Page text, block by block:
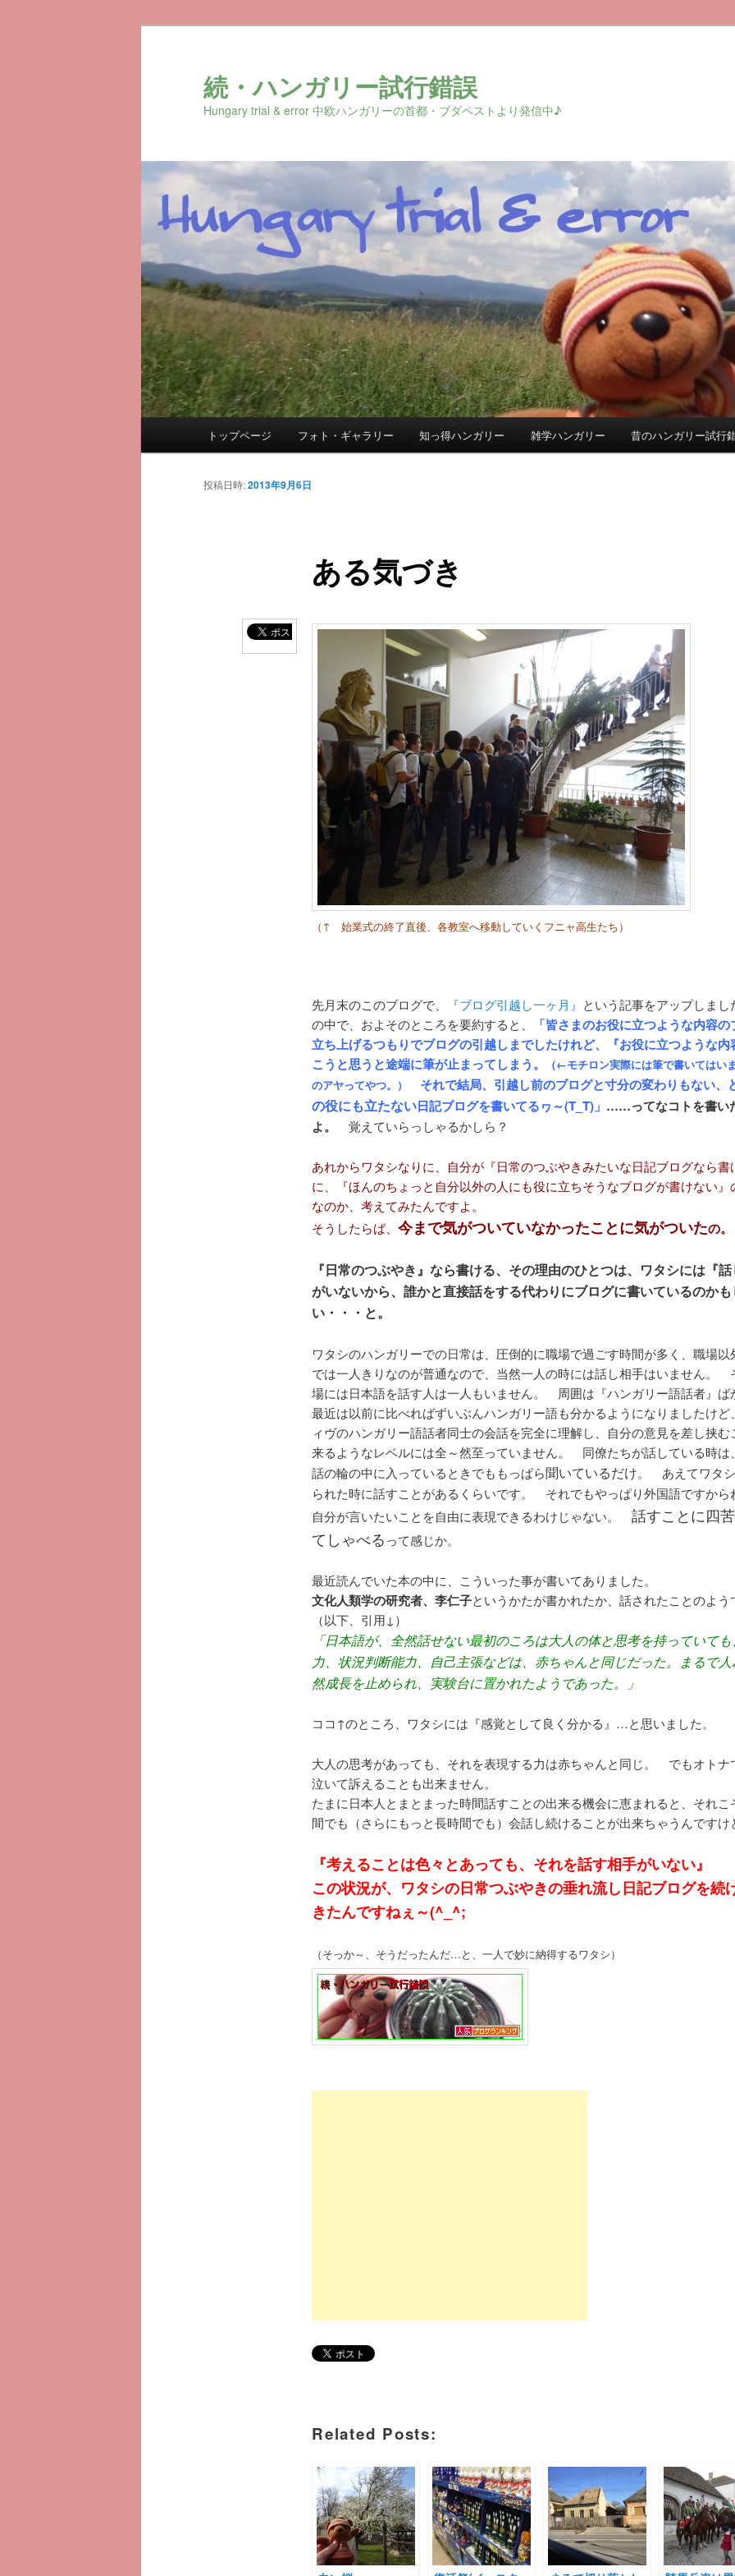
続・ハンガリー試行錯誤
Hungary trial & error 中欧ハンガリーの首都・ブダペストより発信中♪
メ
イ
トップページ フォト・ギャラリー 知っ得ハンガリー 雑学ハンガリー 昔のハンガリー試行
ある気づき
投稿日時:2013年9月6日
（↑ 始業式の終了直後、各教室へ移動していくフニャ高生たち）
先月末のこのブログで、 『ブログ引越し一ヶ月』 という記事をアップしま
の中で、およそのところを要約すると、
「皆さまのお役に立つような内容
立ち上げるつもりでブログの引越しまでしたけれど、『お役に立つような内
こうと思うと途端に筆が止まってしまう。
（←モチロン実際には筆で書いてはい
のアヤってやつ。）
それで結局、引越し前のブログと寸分の変わりもない、
の役にも立たない日記ブログを書いてるヮ～(T_T)」 ……ってなコトを書い
よ。
覚えていらっしゃるかしら？
あれからワタシなりに、自分が『日常のつぶやきみたいな日記ブログなら書
に、『ほんのちょっと自分以外の人にも役に立ちそうなブログが書けない』
なのか、考えてみたんですよ。
そうしたらば、 今まで気がついていなかったことに気がついたの。
『日常のつぶやき』なら書ける、その理由のひとつは、ワタシには『
がいないから、誰かと直接話をする代わりにブログに書いているのか
い・・・と。
ワタシのハンガリーでの日常は、圧倒的に職場で過ごす時間が多く、職場以
では一人きりなのが普通なので、当然一人の時には話し相手はいません。
場には日本語を話す人は一人もいません。 周囲は『ハンガリー語話者』ば
最近は以前に比べればずいぶんハンガリー語も分かるようになりましたけど
ィヴのハンガリー語話者同士の会話を完全に理解し、自分の意見を差し挟む
来るようなレベルには全～然至っていません。 同僚たちが話している時は
話の輪の中に入っているときでももっぱら聞いているだけ。 あえてワタ
られた時に話すことがあるくらいです。 それでもやっぱり外国語ですから
自分が言いたいことを自由に表現できるわけじゃない。 話すことに四
てしゃべるって感じか。
最近読んでいた本の中に、こういった事が書いてありました。
文化人類学の研究者、李仁子というかたが書かれたか、話されたことのよう
（以下、引用↓）
「日本語が、全然話せない最初のころは大人の体と思考を持っていて
力、状況判断能力、自己主張などは、赤ちゃんと同じだった。まるで
然成長を止められ、実験台に置かれたようであった。」
ココ↑のところ、ワタシには『感覚として良く分かる』…と思いました。
大人の思考があっても、それを表現する力は赤ちゃんと同じ。 でもオトナ
泣いて訴えることも出来ません。
たまに日本人とまとまった時間話すことの出来る機会に恵まれると、それこ
間でも（さらにもっと長時間でも）会話し続けることが出来ちゃうんですけ
『考えることは色々とあっても、それを話す相手がいない』
この状況が、ワタシの日常つぶやきの垂れ流し日記ブログを続
きたんですねぇ～(^_^;
（そっか～、そうだったんだ…と、一人で妙に納得するワタシ）
Related Posts: